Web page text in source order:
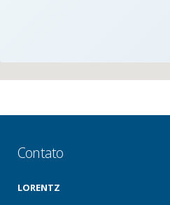
Contato
LORENTZ